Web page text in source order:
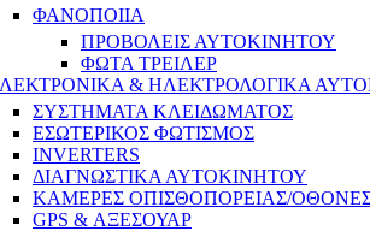
ΦΑΝΟΠΟΙΙΑ
ΠΡΟΒΟΛΕΙΣ ΑΥΤΟΚΙΝΗΤΟΥ
ΦΩΤΑ ΤΡΕΙΛΕΡ
& ΗΛΕΚΤΡΟΛΟΓΙΚΑ
ΣΥΣΤΗΜΑΤΑ ΚΛΕΙΔΩΜΑΤΟΣ
ΕΣΩΤΕΡΙΚΟΣ ΦΩΤΙΣΜΟΣ
INVERTERS
ΔΙΑΓΝΩΣΤΙΚΑ ΑΥΤΟΚΙΝΗΤΟΥ
ΚΑΜΕΡΕΣ ΟΠΙΣΘΟΠΟΡΕΙΑΣ/
GPS & ΑΞΕΣΟΥΑΡ